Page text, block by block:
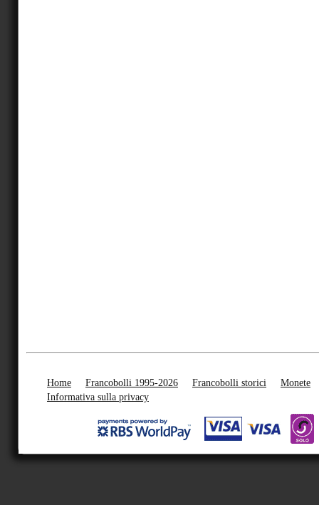
Home Francobolli 1995-2026 Francobolli storici
Monete
Informativa sulla privacy